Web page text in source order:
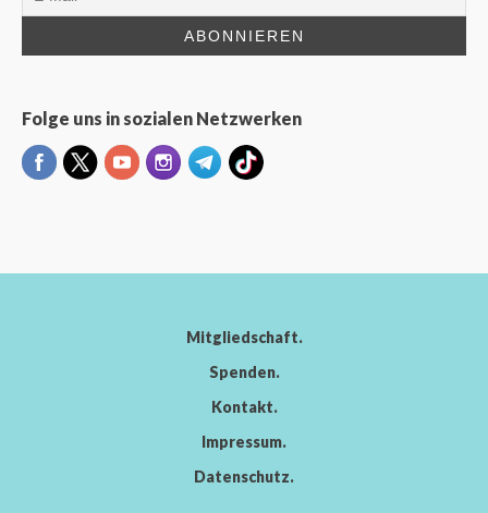
Folge uns in sozialen Netzwerken
Mitgliedschaft
Spenden
Kontakt
Impressum
Datenschutz